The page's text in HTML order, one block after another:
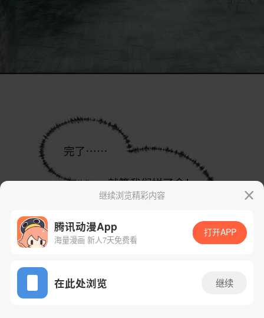
App免费看
继续浏览精彩内容
腾讯动漫App
海量漫画 新人7天免费看
打开APP
在此处浏览 继续